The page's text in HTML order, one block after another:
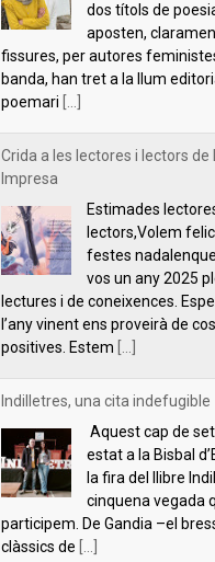
dos títols de
aposten,
fissures, per autores
banda, han tret a la llum
poemari
Crida a les lectores i lectors de
Impresa
Estimades
lectors,Volem
festes
vos un any 2025
lectures i de coneixences.
l’any vinent ens proveirà de
positives. Estem
Indilletres, una cita indefugible
Aquest cap de
estat a la Bisbal
la fira del llibre
cinquena vegada
participem. De Gandia –el
clàssics de